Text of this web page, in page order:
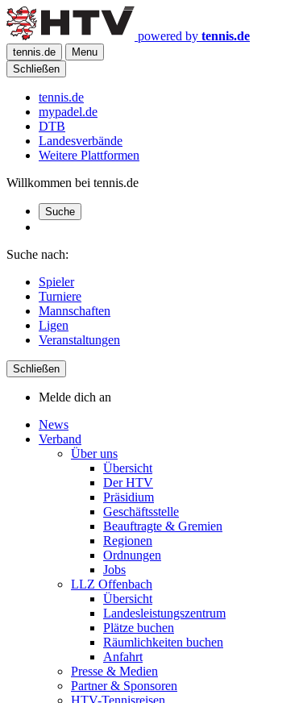
powered by tennis.de
tennis.de
Menu
Schließen
tennis.de
mypadel.de
DTB
Landesverbände
Weitere Plattformen
Willkommen bei tennis.de
Suche
Suche nach:
Spieler
Turniere
Mannschaften
Ligen
Veranstaltungen
Schließen
Melde dich an
News
Verband
Über uns
Übersicht
Der HTV
Präsidium
Geschäftsstelle
Beauftragte & Gremien
Regionen
Ordnungen
Jobs
LLZ Offenbach
Übersicht
Landesleistungszentrum
Plätze buchen
Räumlichkeiten buchen
Anfahrt
Presse & Medien
Partner & Sponsoren
HTV-Tennisreisen